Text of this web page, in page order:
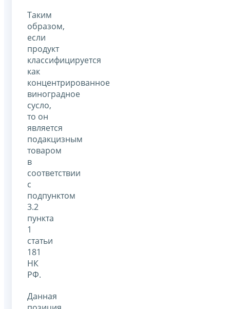
Таким
образом,
если
продукт
классифицируется
как
концентрированное
виноградное
сусло,
то он
является
подакцизным
товаром
в
соответствии
с
подпунктом
3.2
пункта
1
статьи
181
НК
РФ.
Данная